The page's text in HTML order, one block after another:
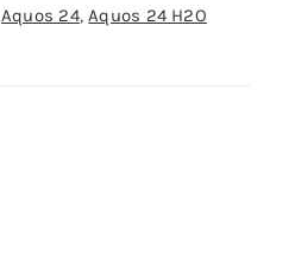
Aquos 24,Aquos 24 H2O